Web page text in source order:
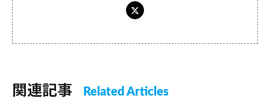
関連記事 Related Articles